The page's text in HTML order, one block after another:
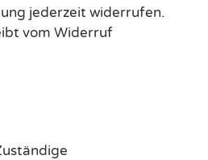
jederzeit widerrufen.
vom Widerruf